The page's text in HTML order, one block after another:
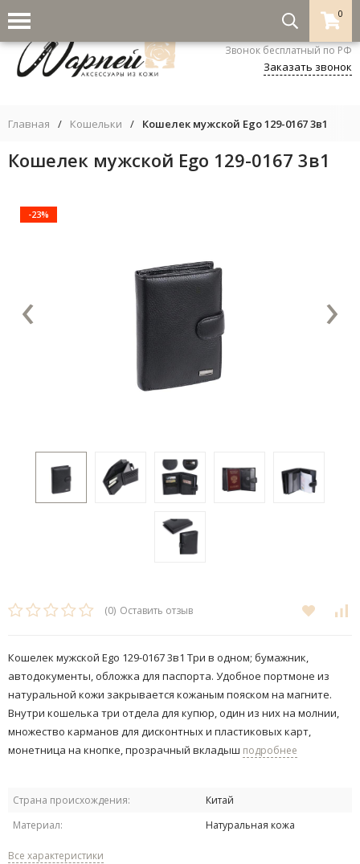
0
8-800-333-5530
Звонок бесплатный по РФ
Заказать звонок
Главная / Кошельки / Кошелек мужской Ego 129-0167 3в1
Кошелек мужской Ego 129-0167 3в1
-23%
‹ ›
(0) Оставить отзыв
Кошелек мужской Ego 129-0167 3в1 Три в одном; бумажник,
автодокументы, обложка для паспорта. Удобное портмоне из
натуральной кожи закрывается кожаным пояском на магните.
Внутри кошелька три отдела для купюр, один из них на молнии,
множество карманов для дисконтных и пластиковых карт,
монетница на кнопке, прозрачный вкладыш подробнее
Страна происхождения:
Китай
Материал:
Натуральная кожа
Все характеристики